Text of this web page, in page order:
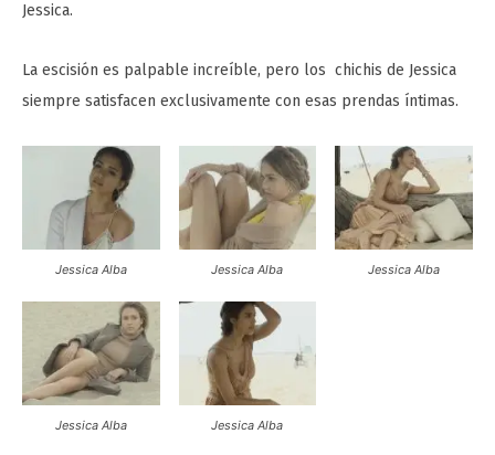
Jessica.
La escisión es palpable increíble, pero los chichis de Jessica
siempre satisfacen exclusivamente con esas prendas íntimas.
Jessica Alba Jessica Alba Jessica Alba
Jessica Alba Jessica Alba